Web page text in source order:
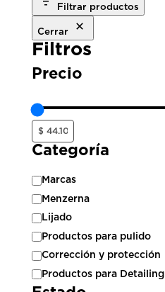
Filtrar productos
Cerrar
Filtros
Precio
Categoría
Categoría
Marcas
Menzerna
Lijado
Productos para pulido
Corrección y protección
Productos para Detailing